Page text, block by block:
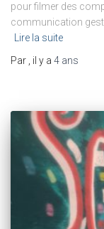
pour filmer des
communication
Lire la suite
Par , il y a 4 ans